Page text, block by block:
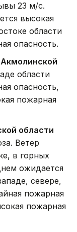
23 м/с.
высокая
области
опасность.
Акмолинской
области
опасность,
пожарная
области
Ветер
в горных
ожидается
севере,
пожарная
пожарная